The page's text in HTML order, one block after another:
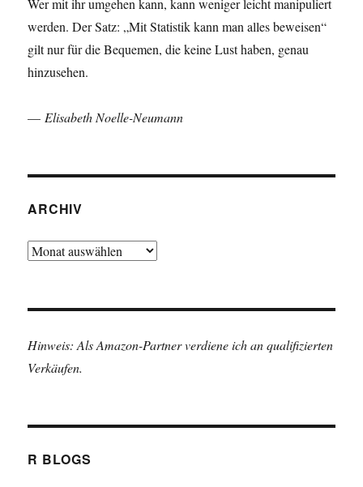
Wer mit ihr umgehen kann, kann weniger leicht manipuliert
werden. Der Satz: „Mit Statistik kann man alles beweisen“
gilt nur für die Bequemen, die keine Lust haben, genau
hinzusehen.
— Elisabeth Noelle-Neumann
ARCHIV
Archiv
Hinweis: Als Amazon-Partner verdiene ich an qualifizierten
Verkäufen.
R BLOGS